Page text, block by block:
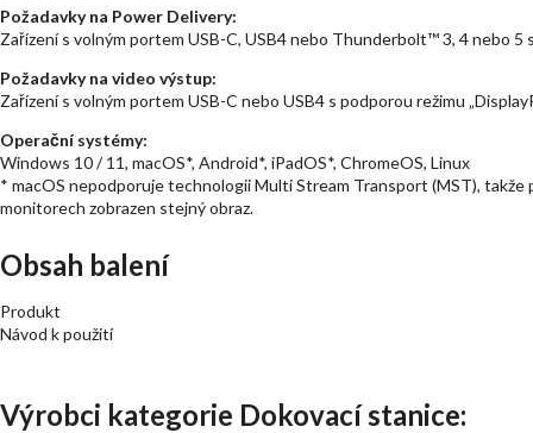
Požadavky na Power Delivery:
Zařízení s volným portem USB-C, USB4 nebo Thunderbolt™ 3, 4 nebo
Požadavky na video výstup:
Zařízení s volným portem USB-C nebo USB4 s podporou režimu
Operační systémy:
Windows 10 / 11, macOS*, Android*, iPadOS*, ChromeOS, Linux
* macOS nepodporuje technologii Multi Stream Transport (MST),
monitorech zobrazen stejný obraz.
Obsah balení
Produkt
Návod k použití
Výrobci kategorie Dokovací stanice: